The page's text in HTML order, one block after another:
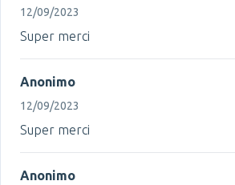
12/09/2023
Super merci
Anonimo
12/09/2023
Super merci
Anonimo